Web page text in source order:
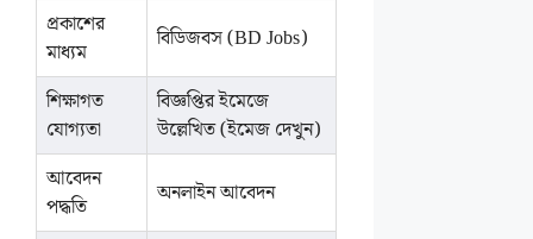
প্রকাশের
মাধ্যম
বিডিজবস (BD Jobs)
শিক্ষাগত
যোগ্যতা
বিজ্ঞপ্তির ইমেজে
উল্লেখিত (ইমেজ দেখুন)
আবেদন
পদ্ধতি
অনলাইন আবেদন